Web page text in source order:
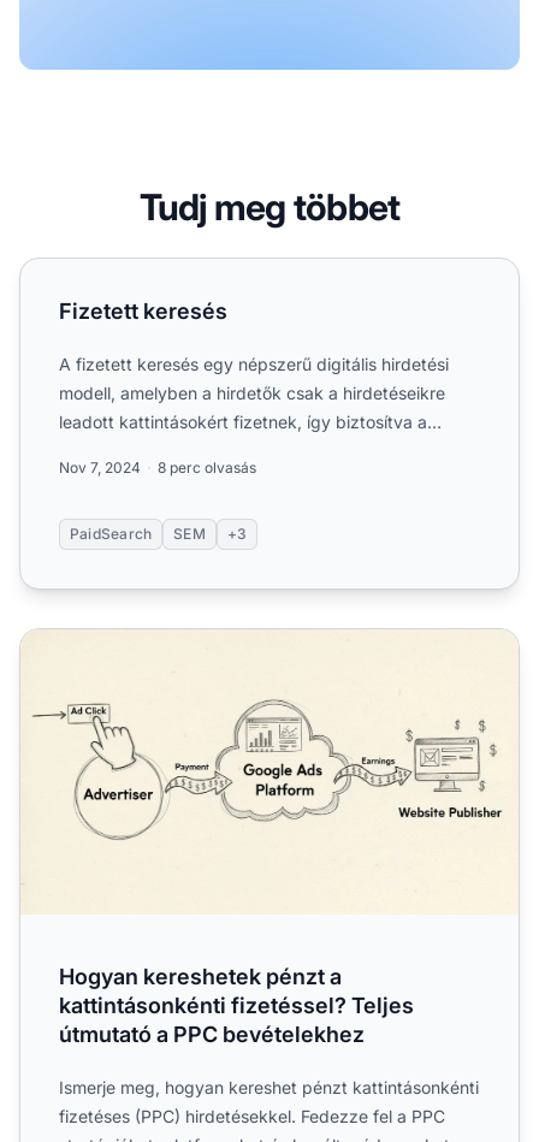
Tudj meg többet
Fizetett keresés
Fizetett keresés
A fizetett keresés egy népszerű digitális hirdetési
modell, amelyben a hirdetők csak a hirdetéseikre
leadott kattintásokért fizetnek, így biztosítva a
Nov 7, 2024 8 perc olvasás
PaidSearch SEM +3
Hogyan kereshetek pénzt a kattintásonkénti fizetéssel?
Hogyan kereshetek pénzt a
kattintásonkénti fizetéssel? Teljes
útmutató a PPC bevételekhez
Ismerje meg, hogyan kereshet pénzt kattintásonkénti
fizetéses (PPC) hirdetésekkel. Fedezze fel a PPC